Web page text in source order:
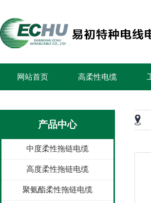
网站首页 高柔性电缆
产品中心
中度柔性拖链电缆
高度柔性拖链电缆
聚氨酯柔性拖链电缆